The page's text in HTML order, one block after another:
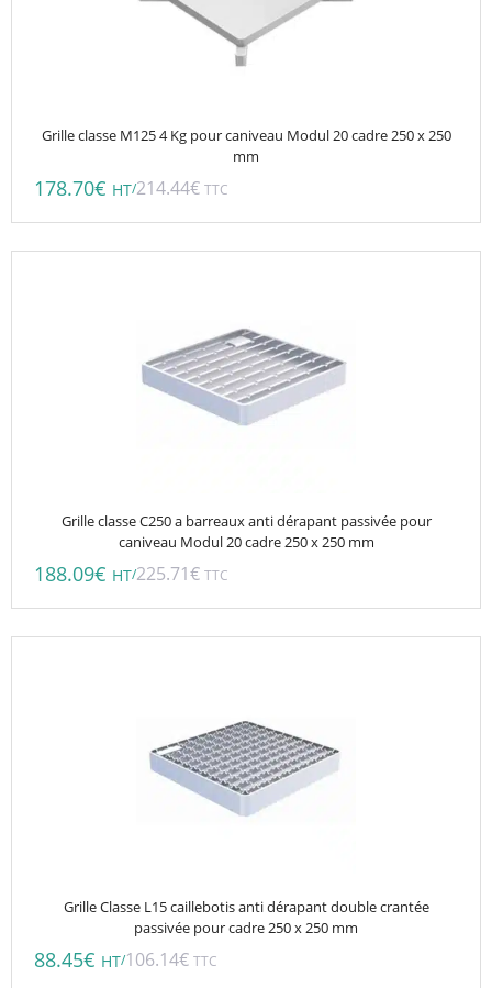
Grille classe M125 4 Kg pour caniveau Modul 20 cadre 250 x 250
mm
178.70€ HT/214.44€ TTC
Grille classe C250 a barreaux anti dérapant passivée pour
caniveau Modul 20 cadre 250 x 250 mm
188.09€ HT/225.71€ TTC
Grille Classe L15 caillebotis anti dérapant double crantée
passivée pour cadre 250 x 250 mm
88.45€ HT/106.14€ TTC